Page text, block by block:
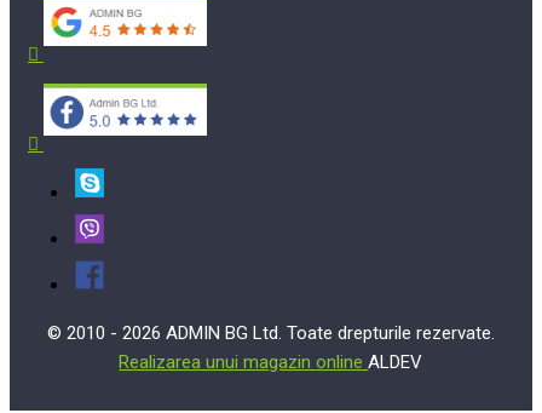
© 2010 - 2026 ADMIN BG Ltd. Toate drepturile rezervate.
Realizarea unui magazin onlineALDEV